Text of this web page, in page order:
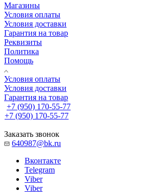
Магазины
Условия оплаты
Условия доставки
Гарантия на товар
Реквизиты
Политика
Помощь
Условия оплаты
Условия доставки
Гарантия на товар
+7 (950) 170-55-77
+7 (950) 170-55-77
Заказать звонок
640987@bk.ru
Вконтакте
Telegram
Viber
Viber